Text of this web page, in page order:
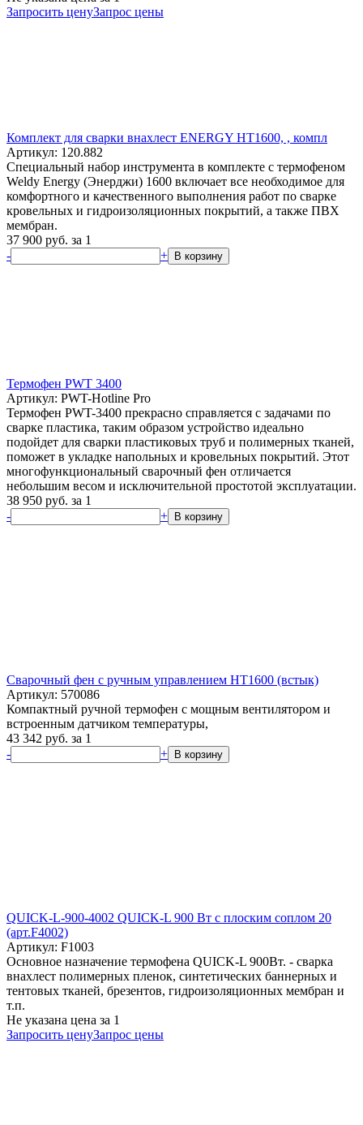
Запросить ценуЗапрос цены
Комплект для сварки внахлест ENERGY HT1600, , компл
Артикул: 120.882
Специальный набор инструмента в комплекте с термофеном
Weldy Energy (Энерджи) 1600 включает все необходимое для
комфортного и качественного выполнения работ по сварке
кровельных и гидроизоляционных покрытий, а также ПВХ
мембран.
37 900 руб. за 1
-
+ В корзину
Термофен PWT 3400
Артикул: PWT-Hotline Pro
Термофен PWT-3400 прекрасно справляется с задачами по
сварке пластика, таким образом устройство идеально
подойдет для сварки пластиковых труб и полимерных тканей,
поможет в укладке напольных и кровельных покрытий. Этот
многофункциональный сварочный фен отличается
небольшим весом и исключительной простотой эксплуатации.
38 950 руб. за 1
-
+ В корзину
Сварочный фен с ручным управлением HT1600 (встык)
Артикул: 570086
Компактный ручной термофен с мощным вентилятором и
встроенным датчиком температуры,
43 342 руб. за 1
-
+ В корзину
QUICK-L-900-4002 QUICK-L 900 Вт с плоским соплом 20
(арт.F4002)
Артикул: F1003
Основное назначение термофена QUICK-L 900Вт. - сварка
внахлест полимерных пленок, синтетических баннерных и
тентовых тканей, брезентов, гидроизоляционных мембран и
т.п.
Не указана цена за 1
Запросить ценуЗапрос цены